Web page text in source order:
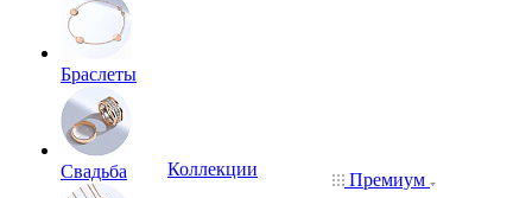
Браслеты
Свадьба
Коллекции
Премиум